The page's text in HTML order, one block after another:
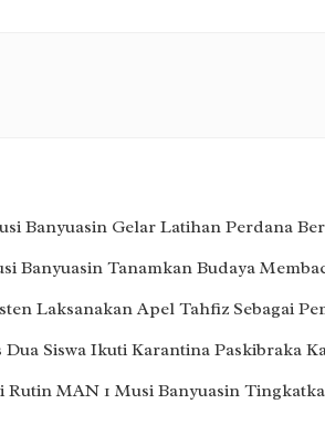
Banyuasin Gelar Latihan Perdana
Banyuasin Tanamkan Budaya
Laksanakan Apel Tahfiz Sebagai
Siswa Ikuti Karantina Paskibraka
Rutin MAN 1 Musi Banyuasin